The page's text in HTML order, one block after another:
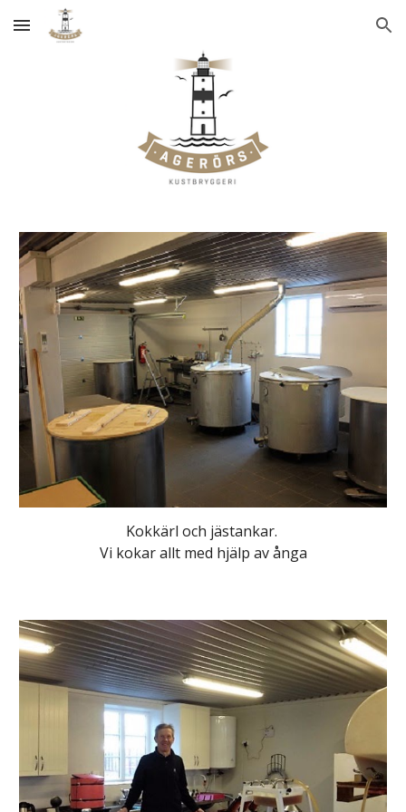
Skip to main content Skip to navigation
Kokkärl och jästankar.
Vi kokar allt med hjälp av ånga